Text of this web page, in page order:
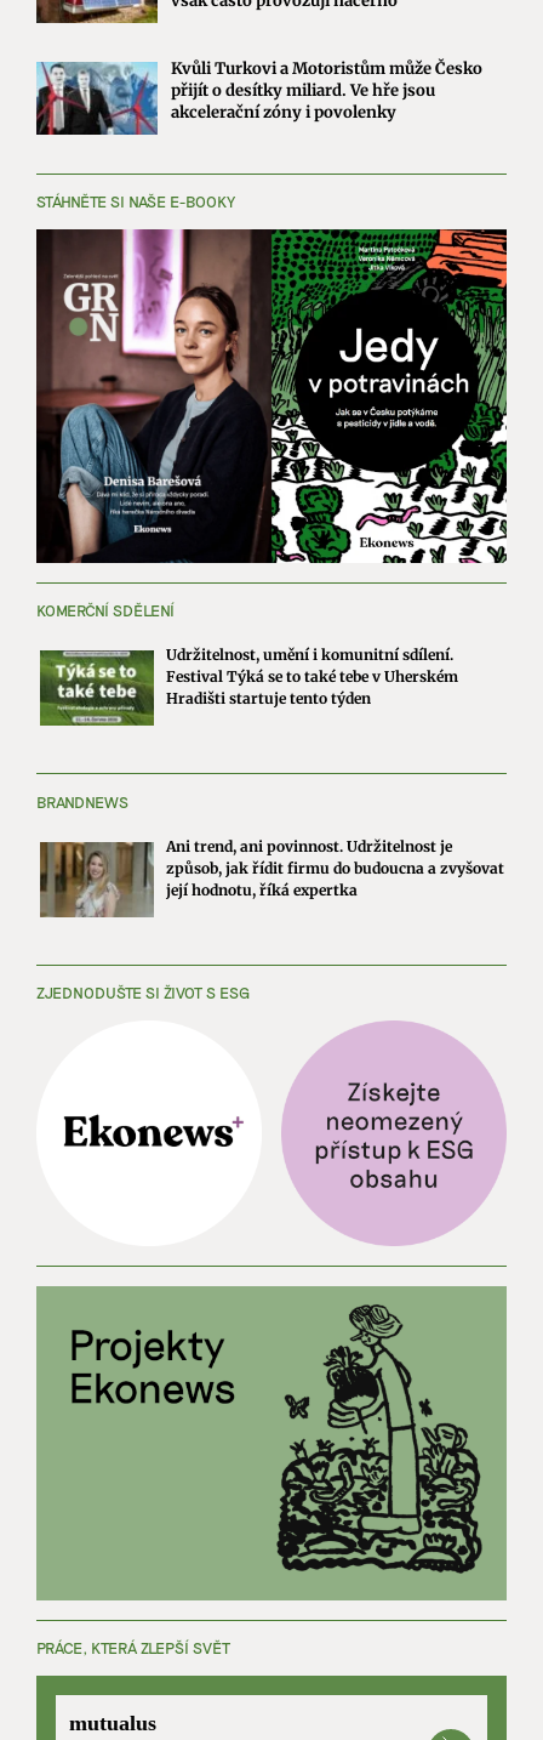
Kvůli Turkovi a Motoristům může Česko
přijít o desítky miliard. Ve hře jsou
akcelerační zóny i povolenky
STÁHNĚTE SI NAŠE E-BOOKY
KOMERČNÍ SDĚLENÍ
Udržitelnost, umění i komunitní sdílení.
Festival Týká se to také tebe v Uherském
Hradišti startuje tento týden
BRANDNEWS
Ani trend, ani povinnost. Udržitelnost je
způsob, jak řídit firmu do budoucna a zvyšovat
její hodnotu, říká expertka
ZJEDNODUŠTE SI ŽIVOT S ESG
PRÁCE, KTERÁ ZLEPŠÍ SVĚT
mutualus